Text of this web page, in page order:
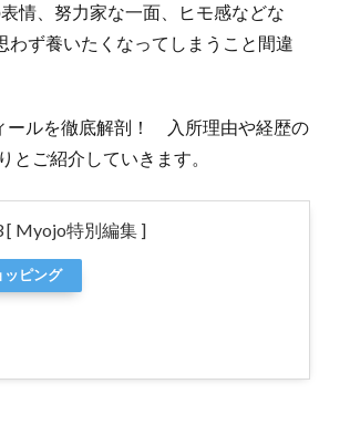
情、努力家な一面、ヒモ感などな
ず養いたくなってしまうこと間違
ールを徹底解剖！ 入所理由や経歴の
とご紹介していきます。
[ Myojo特別編集 ]
ッピング